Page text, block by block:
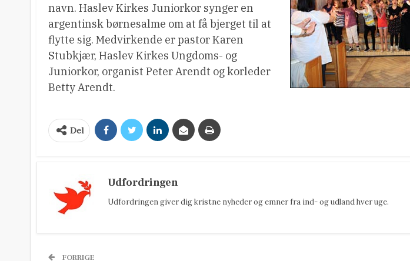
navn. Haslev Kirkes Juniorkor synger en
argentinsk børnesalme om at få bjerget til at
flytte sig. Medvirkende er pastor Karen
Stubkjær, Haslev Kirkes Ungdoms- og
Juniorkor, organist Peter Arendt og korleder
Betty Arendt.
Del
Udfordringen
Udfordringen giver dig kristne nyheder og emner fra ind- og udland hver uge.
FORRIGE